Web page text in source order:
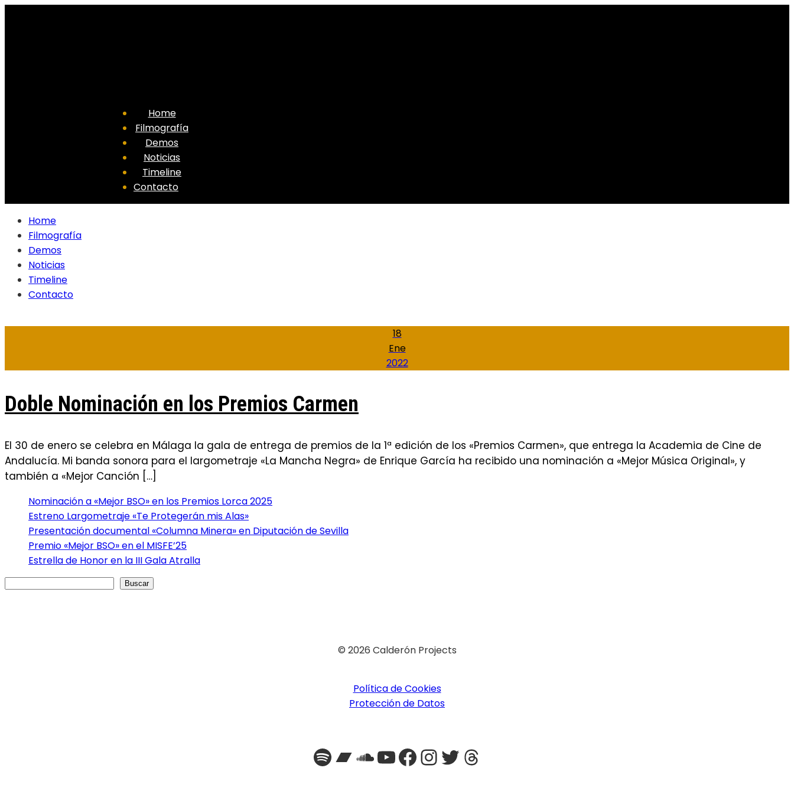
Home
Filmografía
Demos
Noticias
Timeline
Contacto
Home
Filmografía
Demos
Noticias
Timeline
Contacto
18
Ene
2022
Doble Nominación en los Premios Carmen
El 30 de enero se celebra en Málaga la gala de entrega de premios de la 1ª edición de los «Premios Carmen», que entrega la Academia de Cine de
Andalucía. Mi banda sonora para el largometraje «La Mancha Negra» de Enrique García ha recibido una nominación a «Mejor Música Original», y
también a «Mejor Canción […]
Nominación a «Mejor BSO» en los Premios Lorca 2025
Estreno Largometraje «Te Protegerán mis Alas»
Presentación documental «Columna Minera» en Diputación de Sevilla
Premio «Mejor BSO» en el MISFE’25
Estrella de Honor en la III Gala Atralla
Buscar
© 2026 Calderón Projects
Política de Cookies
Protección de Datos
Spotify
Bandcamp
SoundCloud
YouTube
Facebook
Instagram
Twitter
Threads